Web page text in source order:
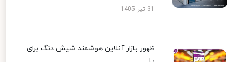
ظهور بازار آنلاین هوشمند شیش دنگ برای